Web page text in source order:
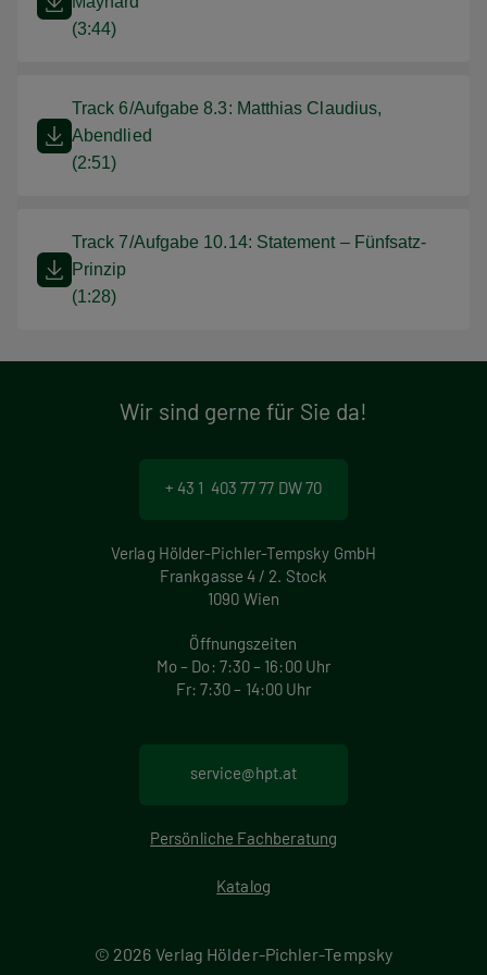
(3:44)
Track 6/Aufgabe 8.3: Matthias Claudius,
Abendlied
(2:51)
Track 7/Aufgabe 10.14: Statement – Fünfsatz-
Prinzip
(1:28)
Wir sind gerne für Sie da!
+ 43 1 403 77 77 DW 70
Verlag Hölder-Pichler-Tempsky GmbH
Frankgasse 4 / 2. Stock
1090 Wien
Öffnungszeiten
Mo – Do: 7:30 – 16:00 Uhr
Fr: 7:30 – 14:00 Uhr
service@hpt.at
Persönliche Fachberatung
Katalog
© 2026 Verlag Hölder-Pichler-Tempsky